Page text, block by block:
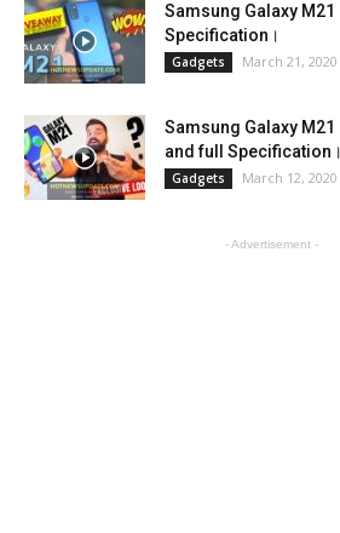
Samsung Galaxy M21
Specification।
Gadgets March 21, 2020
Samsung Galaxy
and full Specification।
Gadgets March 12, 2020
- Advertisement -